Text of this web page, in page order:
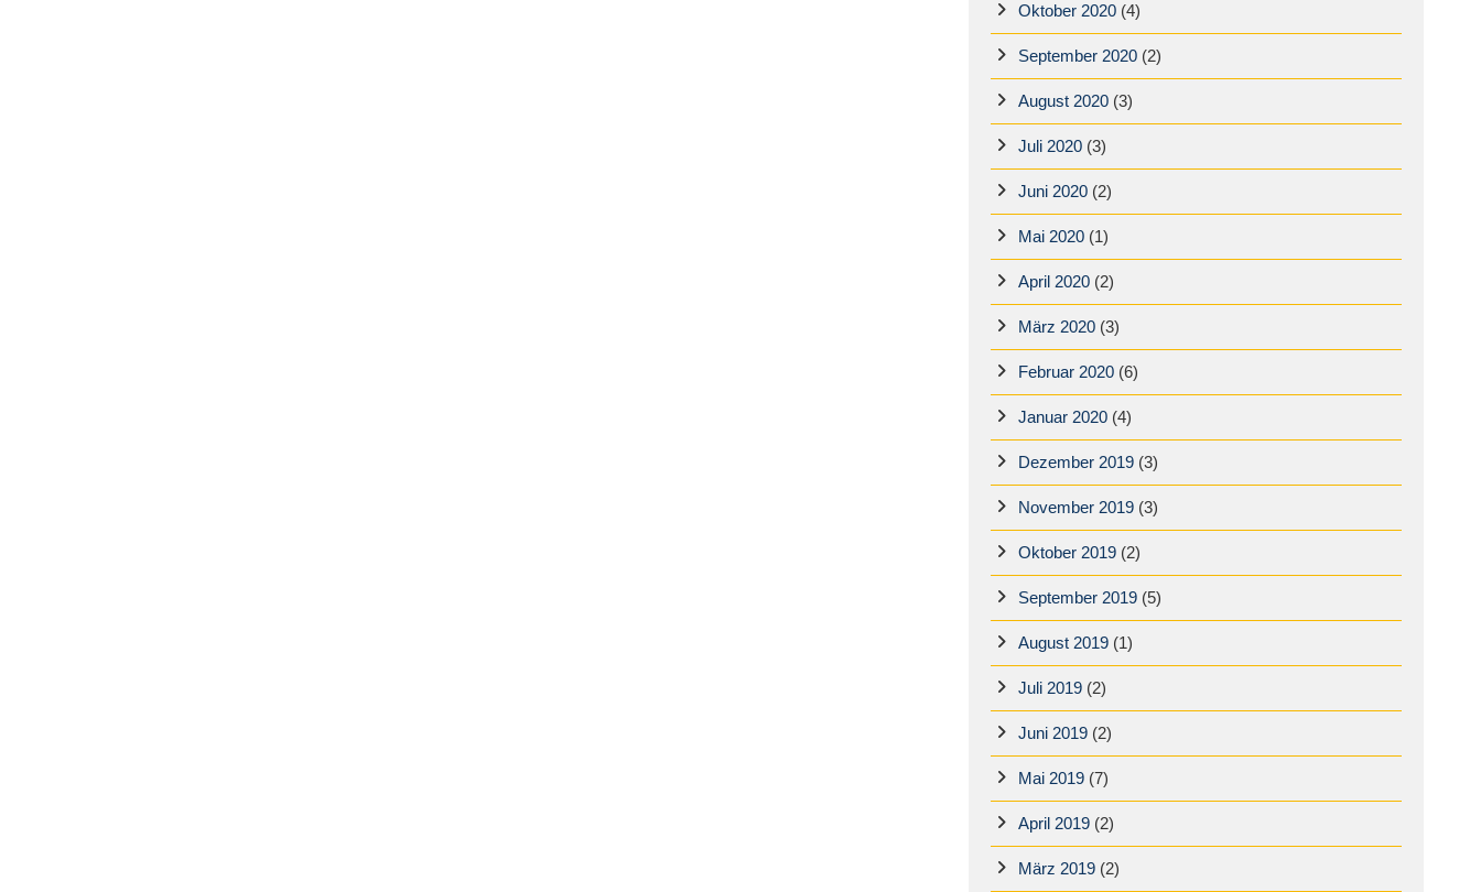
Oktober 2020(4)
September 2020(2)
August 2020(3)
Juli 2020(3)
Juni 2020(2)
Mai 2020(1)
April 2020(2)
März 2020(3)
Februar 2020(6)
Januar 2020(4)
Dezember 2019(3)
November 2019(3)
Oktober 2019(2)
September 2019(5)
August 2019(1)
Juli 2019(2)
Juni 2019(2)
Mai 2019(7)
April 2019(2)
März 2019(2)